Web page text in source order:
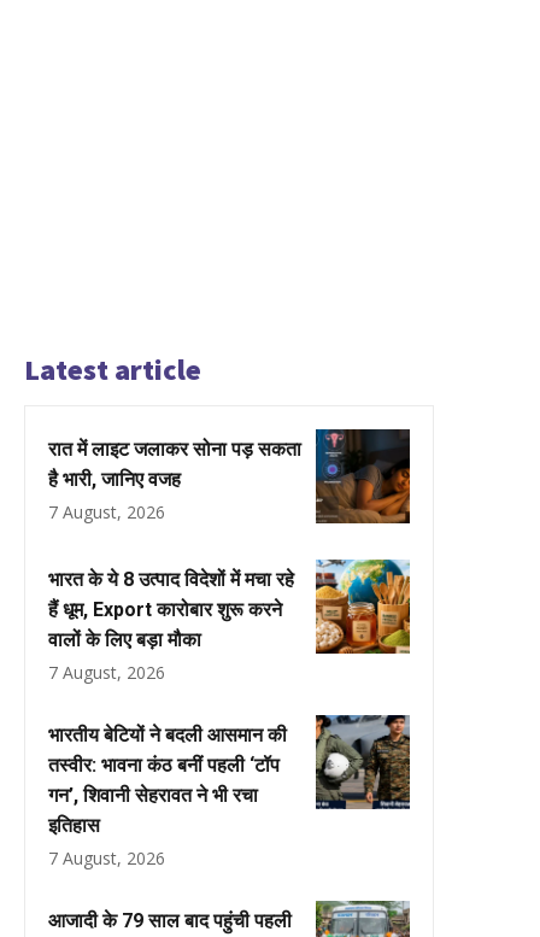
Latest article
रात में लाइट जलाकर सोना पड़ सकता
है भारी, जानिए वजह
7 August, 2026
भारत के ये 8 उत्पाद विदेशों में मचा रहे
हैं धूम, Export कारोबार शुरू करने
वालों के लिए बड़ा मौका
7 August, 2026
भारतीय बेटियों ने बदली आसमान की
तस्वीर: भावना कंठ बनीं पहली ‘टॉप
गन’, शिवानी सेहरावत ने भी रचा
इतिहास
7 August, 2026
आजादी के 79 साल बाद पहुंची पहली